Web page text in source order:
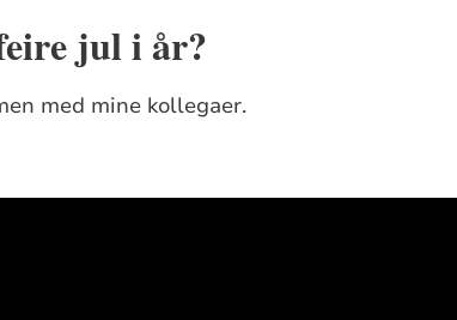
jul i år?
med mine kollegaer.